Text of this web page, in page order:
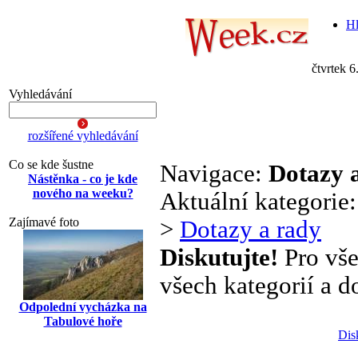
čtvrtek
Vyhledávání
rozšířené vyhledávání
Co se kde šustne
Nástěnka - co je kde
nového na weeku?
Zajímavé foto
Odpolední vycházka na
Tabulové hoře
Navigace: Dotazy
Aktuální
> Dotazy a rady
Diskutujte! Pro
všech kategorií a